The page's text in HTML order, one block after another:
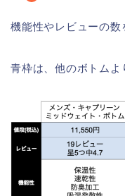
機能性やレビューの数
青枠は、他のボトムよ